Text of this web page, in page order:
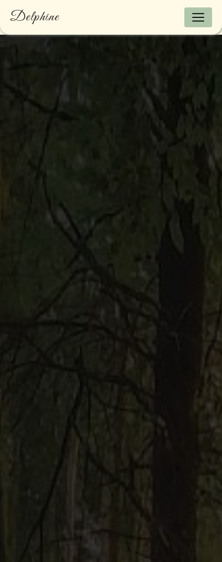
Delphine